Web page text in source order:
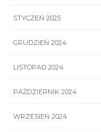
STYCZEŃ 2025
GRUDZIEŃ 2024
LISTOPAD 2024
PAŹDZIERNIK 2024
WRZESIEŃ 2024